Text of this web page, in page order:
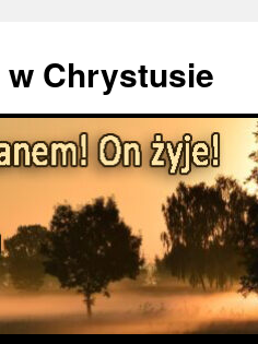
w Chrystusie